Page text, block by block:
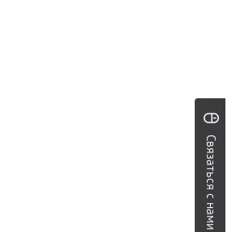
Связаться с нами